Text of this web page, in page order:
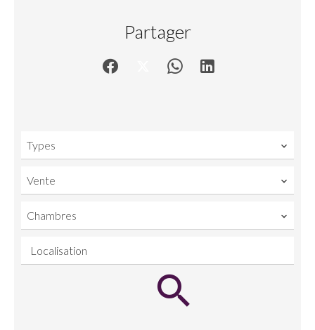
Partager
Types
Vente
Chambres
Localisation